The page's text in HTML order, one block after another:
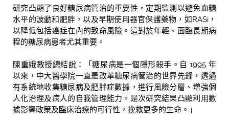
研究凸顯了良好糖尿病管治的重要性，定期監測以避免血糖
水平的波動和肥胖，以及早期使用器官保護藥物，如RASi，
以降低包括癌症在內的致命風險。這對於年輕、面臨長期病
程的糖尿病患者尤其重要。
陳重娥教授總結說：「糖尿病是一個隱形殺手。自 1995 年
以來，中大醫學院一直是改革糖尿病管治的世界先鋒，透過
有系統地收集糖尿病及肥胖症數據，進行風險分層、增強個
人化治理及病人的自我管理能力。是次研究結果凸顯利用數
據影響政策及臨床治療的可行性，挽救更多的生命。」